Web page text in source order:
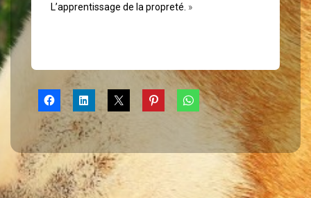
L’apprentissage de la propreté. »